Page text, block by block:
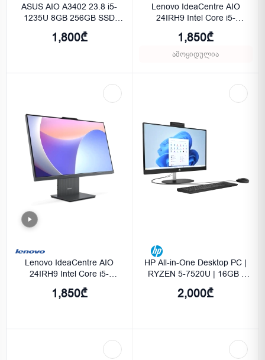
ASUS AIO A3402 23.8 i5-
1235U 8GB 256GB SSD
1,800₾
Lenovo IdeaCentre AIO
24IRH9 Intel Core i5-
13420H 16GB 512GB SSD
FHD (1920x1080) Cloud
Grey
1,850₾
ამოყიდულია
Lenovo IdeaCentre AIO
24IRH9 Intel Core i5-
13420H 16GB 512GB SSD
FHD (1920x1080) Luna
1,850₾
HP All-in-One Desktop PC |
RYZEN 5-7520U | 16GB |
512GB | UMA | 23.8 FHD |
FreeDos| Jet Black
2,000₾